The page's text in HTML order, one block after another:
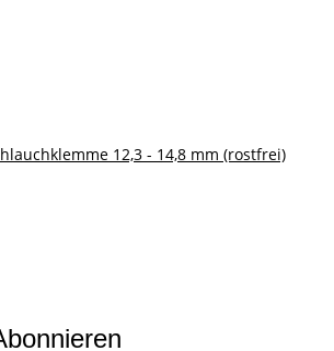
12,3 - 14,8 mm (rostfrei)